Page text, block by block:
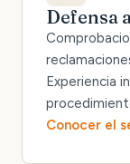
Defensa
Experiencia
Conocer el